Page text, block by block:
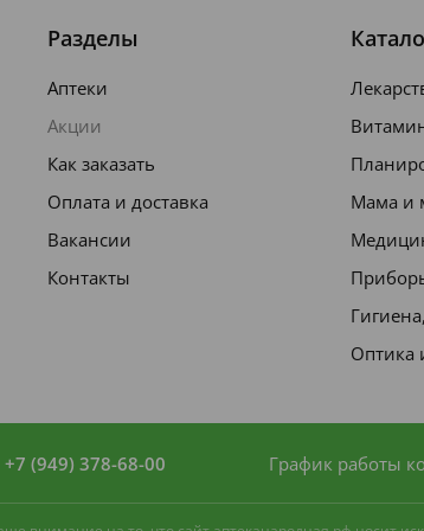
с горошину, а также чистить
глотание зубной пасты.
раз.
рот водой и сплюнуть.
Разделы
Аптеки
Акции
Как заказать
Оплата и доставка
Вакансии
Контакты
Мама и
Оптика
+7 (949) 378-68-00 График работы